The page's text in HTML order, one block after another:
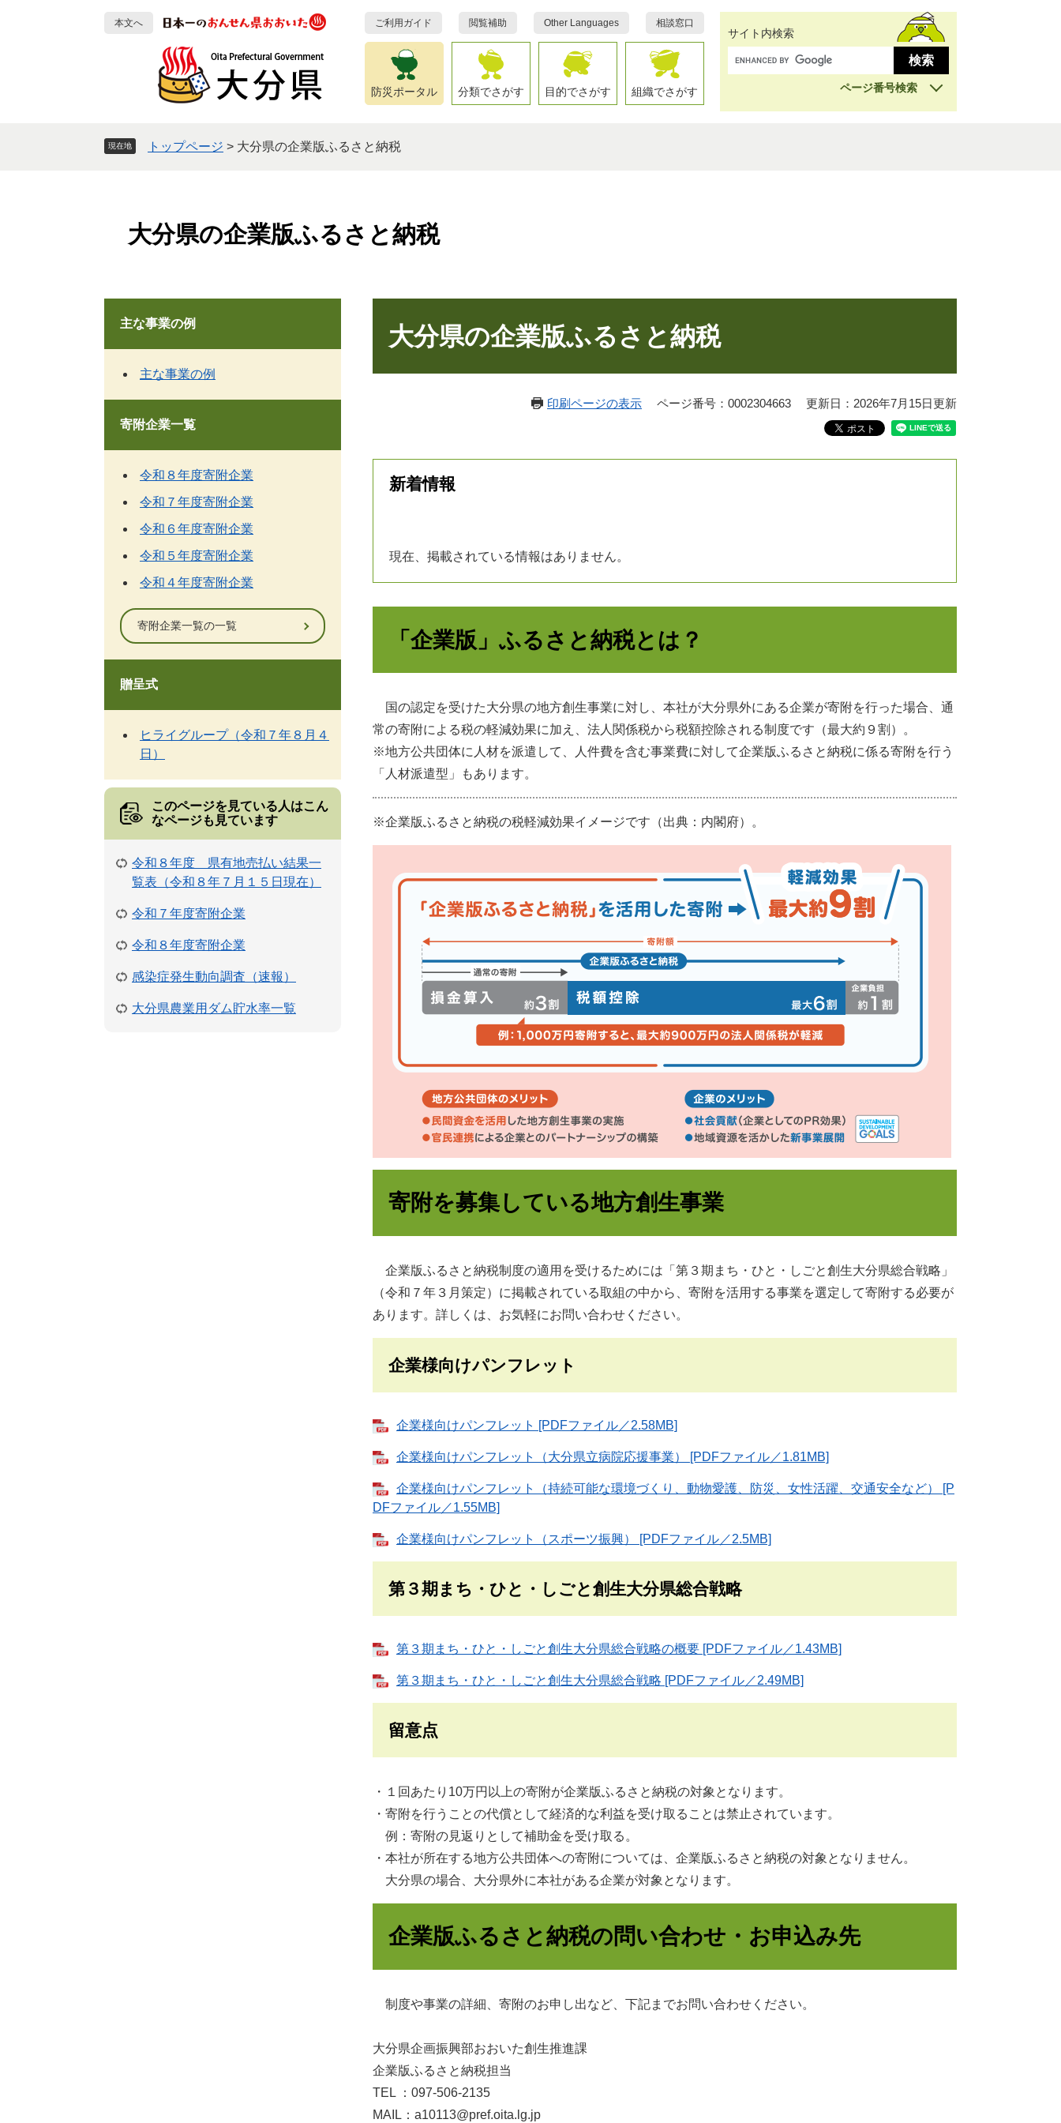
本文へ ご利用ガイド 閲覧補助 Other Languages 相談窓口
防災ポータル 分類でさがす 目的でさがす 組織でさがす
サイト内検索
ページ番号検索
現在地 トップページ > 大分県の企業版ふるさと納税
大分県の企業版ふるさと納税
大分県の企業版ふるさと納税
印刷ページの表示 ページ番号：0002304663 更新日：2026年7月15日更新
新着情報
現在、掲載されている情報はありません。
「企業版」ふるさと納税とは？
国の認定を受けた大分県の地方創生事業に対し、本社が大分県外にある企業が寄附を行った場合、通
常の寄附による税の軽減効果に加え、法人関係税から税額控除される制度です（最大約９割）。
※地方公共団体に人材を派遣して、人件費を含む事業費に対して企業版ふるさと納税に係る寄附を行う
「人材派遣型」もあります。
※企業版ふるさと納税の税軽減効果イメージです（出典：内閣府）。
寄附を募集している地方創生事業
企業版ふるさと納税制度の適用を受けるためには「第３期まち・ひと・しごと創生大分県総合戦略」
（令和７年３月策定）に掲載されている取組の中から、寄附を活用する事業を選定して寄附する必要が
あります。詳しくは、お気軽にお問い合わせください。
企業様向けパンフレット
企業様向けパンフレット [PDFファイル／2.58MB]
企業様向けパンフレット（大分県立病院応援事業） [PDFファイル／1.81MB]
企業様向けパンフレット（持続可能な環境づくり、動物愛護、防災、女性活躍、交通安全など） [P
DFファイル／1.55MB]
企業様向けパンフレット（スポーツ振興） [PDFファイル／2.5MB]
第３期まち・ひと・しごと創生大分県総合戦略
第３期まち・ひと・しごと創生大分県総合戦略の概要 [PDFファイル／1.43MB]
第３期まち・ひと・しごと創生大分県総合戦略 [PDFファイル／2.49MB]
留意点
・１回あたり10万円以上の寄附が企業版ふるさと納税の対象となります。
・寄附を行うことの代償として経済的な利益を受け取ることは禁止されています。
例：寄附の見返りとして補助金を受け取る。
・本社が所在する地方公共団体への寄附については、企業版ふるさと納税の対象となりません。
大分県の場合、大分県外に本社がある企業が対象となります。
企業版ふるさと納税の問い合わせ・お申込み先
制度や事業の詳細、寄附のお申し出など、下記までお問い合わせください。
大分県企画振興部おおいた創生推進課
企業版ふるさと納税担当
TEL ：097-506-2135
MAIL：a10113@pref.oita.lg.jp
主な事業の例
主な事業の例
寄附企業一覧
令和８年度寄附企業
令和７年度寄附企業
令和６年度寄附企業
令和５年度寄附企業
令和４年度寄附企業
寄附企業一覧の一覧
贈呈式
ヒライグループ（令和７年８月４
日）
このページを見ている人はこん
なページも見ています
令和８年度 県有地売払い結果一
覧表（令和８年７月１５日現在）
令和７年度寄附企業
令和８年度寄附企業
感染症発生動向調査（速報）
大分県農業用ダム貯水率一覧